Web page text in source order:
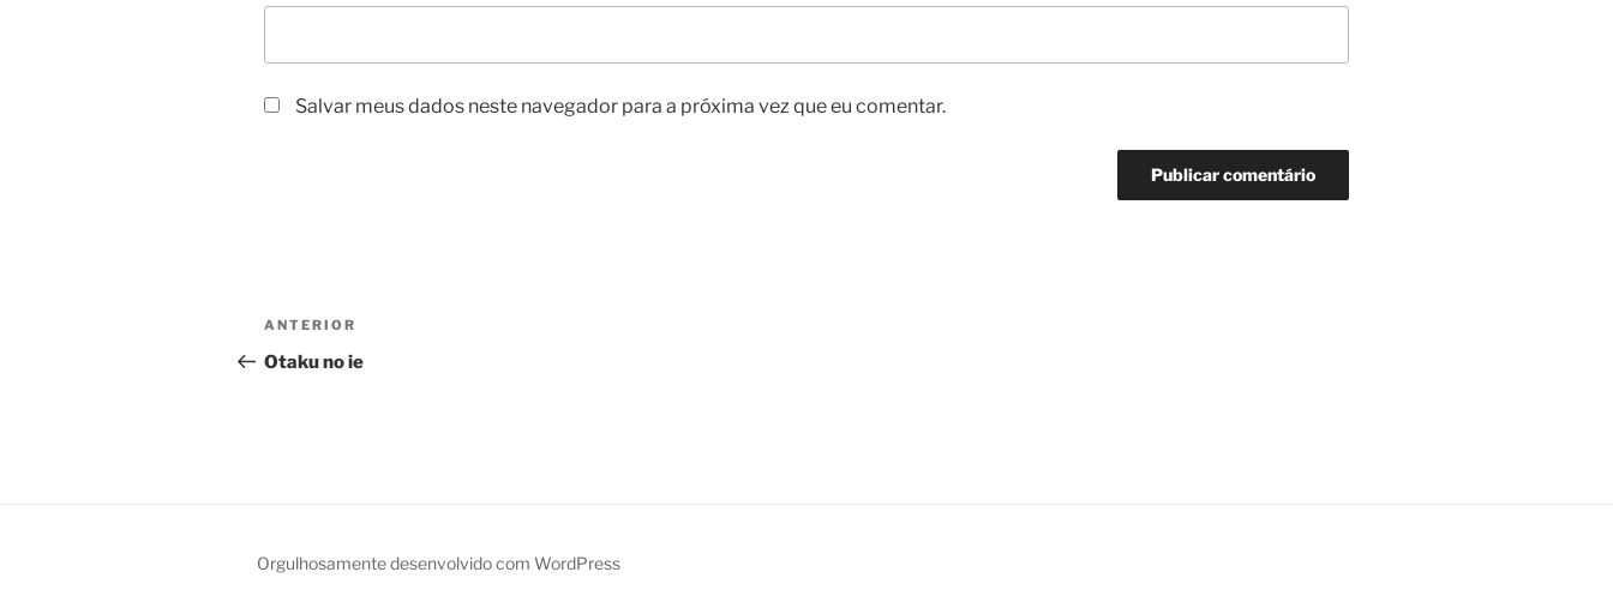
Salvar meus dados neste navegador para a próxima vez que eu comentar.
Navegação
de
Post
anterior
ANTERIOR
Otaku no ie
Orgulhosamente desenvolvido com WordPress